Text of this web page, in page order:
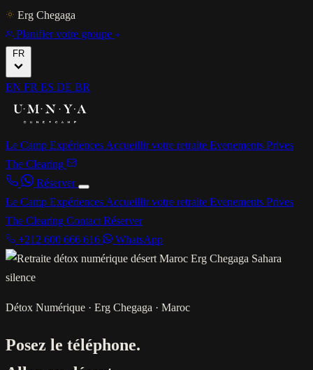
Erg Chegaga
Planifier votre groupe
FR
EN FR ES DE BR
Le Camp Expériences Accueillir votre retraite Evenements Prives
The Clearing
Réserver
Le Camp Expériences Accueillir votre retraite Evenements Prives
The Clearing Contact Réserver
+212 600 666 616
WhatsApp
Détox Numérique · Erg Chegaga · Maroc
Posez le téléphone.